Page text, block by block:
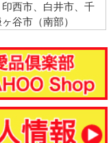
西市、白井市、千
谷市（南部）